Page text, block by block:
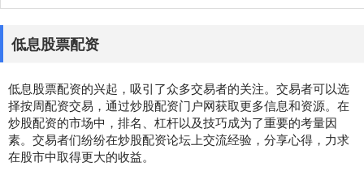
低息股票配资
低息股票配资的兴起，吸引了众多交易者的关注。交易者可以选
择按周配资交易，通过炒股配资门户网获取更多信息和资源。在
炒股配资的市场中，排名、杠杆以及技巧成为了重要的考量因
素。交易者们纷纷在炒股配资论坛上交流经验，分享心得，力求
在股市中取得更大的收益。